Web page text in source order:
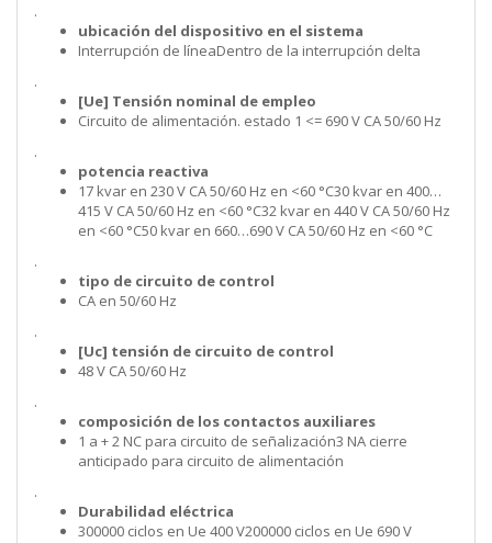
.
ubicación del dispositivo en el sistema
Interrupción de líneaDentro de la interrupción delta
.
[Ue] Tensión nominal de empleo
Circuito de alimentación. estado 1 <= 690 V CA 50/60 Hz
.
potencia reactiva
17 kvar en 230 V CA 50/60 Hz en <60 °C30 kvar en 400…
415 V CA 50/60 Hz en <60 °C32 kvar en 440 V CA 50/60 Hz
en <60 °C50 kvar en 660…690 V CA 50/60 Hz en <60 °C
.
tipo de circuito de control
CA en 50/60 Hz
.
[Uc] tensión de circuito de control
48 V CA 50/60 Hz
.
composición de los contactos auxiliares
1 a + 2 NC para circuito de señalización3 NA cierre
anticipado para circuito de alimentación
.
Durabilidad eléctrica
300000 ciclos en Ue 400 V200000 ciclos en Ue 690 V